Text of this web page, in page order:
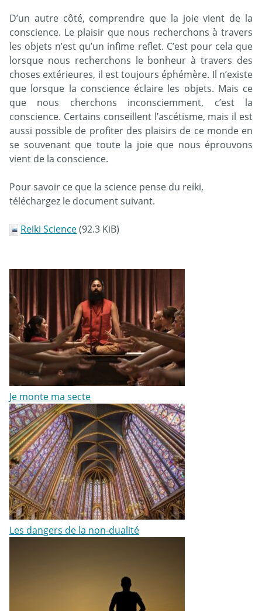
D’un autre côté, comprendre que la joie vient de la
conscience. Le plaisir que nous recherchons à travers
les objets n’est qu’un infime reflet. C’est pour cela que
lorsque nous recherchons le bonheur à travers des
choses extérieures, il est toujours éphémère. Il n’existe
que lorsque la conscience éclaire les objets. Mais ce
que nous cherchons inconsciemment, c’est la
conscience. Certains conseillent l’ascétisme, mais il est
aussi possible de profiter des plaisirs de ce monde en
se souvenant que toute la joie que nous éprouvons
vient de la conscience.
Pour savoir ce que la science pense du reiki,
téléchargez le document suivant.
Reiki Science(92.3 KiB)
Je monte ma secte
Les dangers de la non-dualité